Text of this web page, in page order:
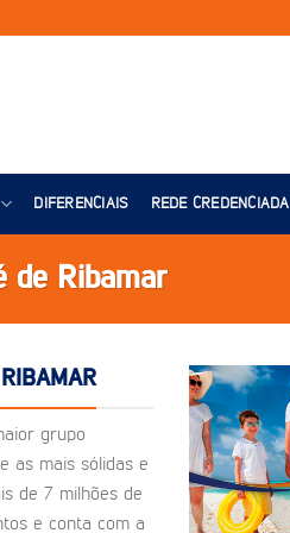
DIFERENCIAIS REDE CREDENCIADA
de Ribamar
grupo
as mais sólidas e
de 7 milhões de
e conta com a